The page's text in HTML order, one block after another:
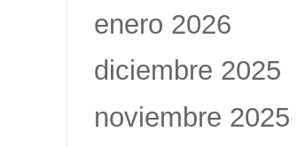
enero 2026
diciembre 2025
noviembre 2025